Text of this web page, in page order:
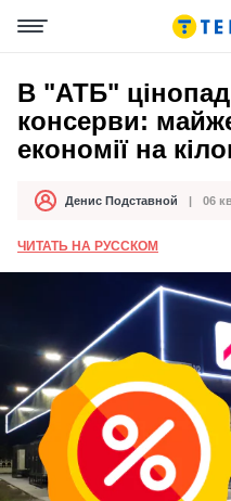
В "АТБ"
консерви:
економії на
АвторДенис Подставной
Дата публікації 06
ЧИТАТЬ НА РУССКОМ